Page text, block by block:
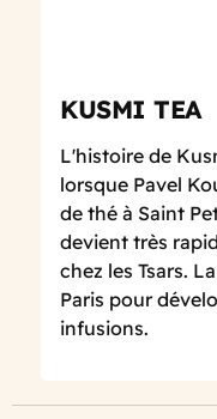
KUSMI TEA
L'histoire de
lorsque Pavel
de thé à Saint
devient très
chez les Tsars.
Paris pour
infusions.